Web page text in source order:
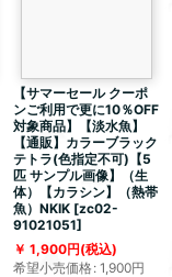
【サマーセール クーポ
ンご利用で更に10％OFF
対象商品】【淡水魚】
【通販】カラーブラック
テトラ(色指定不可)【5
匹 サンプル画像】（生
体）【カラシン】（熱帯
魚）NKIK [zc02-
91021051]
1,900円(税込)
希望小売価格: 1,900円